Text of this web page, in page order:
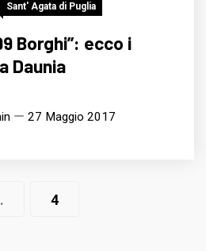
Sant' Agata di Puglia
Borghi”: ecco i
Daunia
27 Maggio 2017
4